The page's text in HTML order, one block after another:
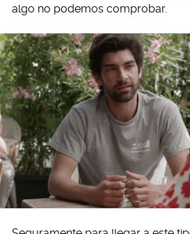
algo no podemos comprobar.